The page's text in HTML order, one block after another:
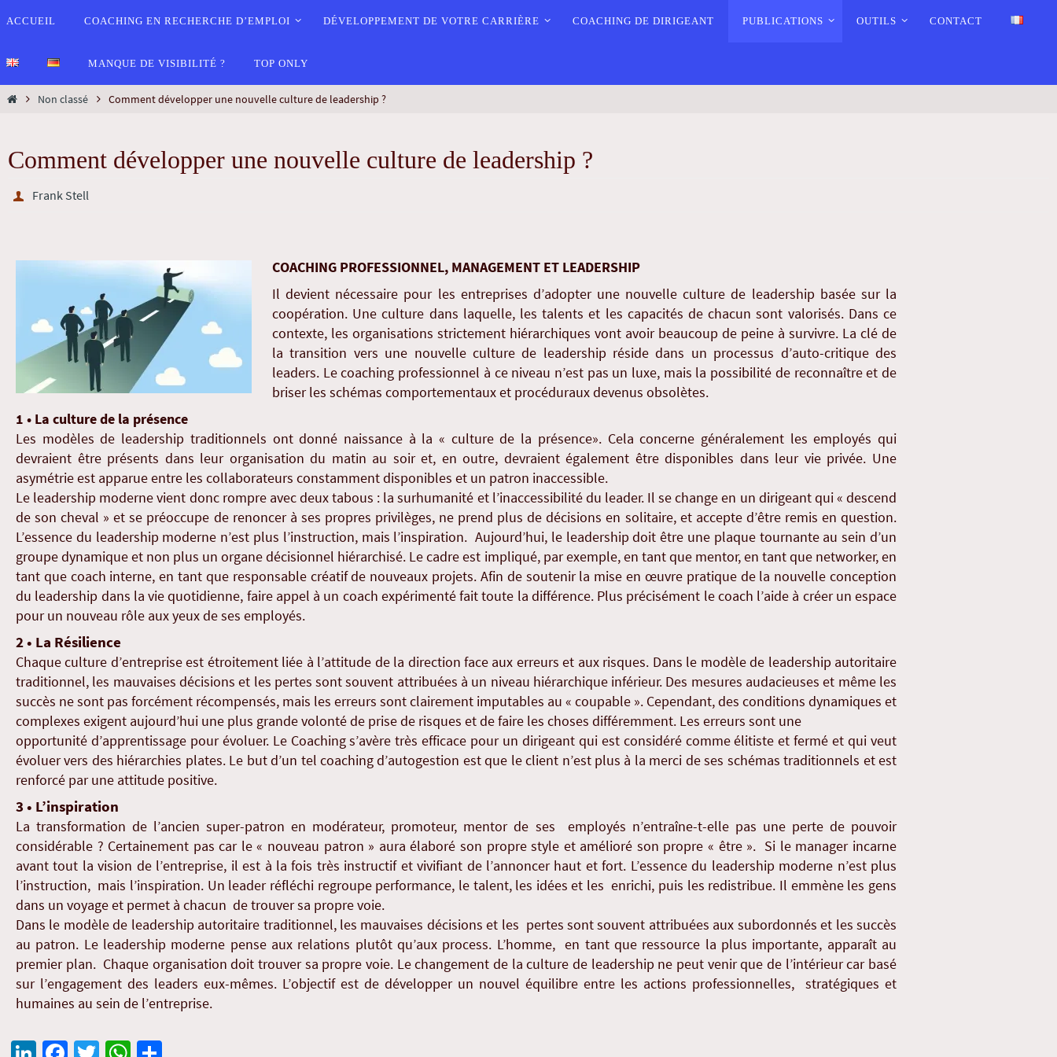
ACCUEIL COACHING EN RECHERCHE D’EMPLOI DÉVELOPPEMENT DE VOTRE CARRIÈRE COACHING DE DIRIGEANT PUBLICATIONS OUTILS CONTACT
MANQUE DE VISIBILITÉ ? TOP ONLY
Non classé Comment développer une nouvelle culture de leadership ?
Comment développer une nouvelle culture de leadership ?
Frank Stell
COACHING PROFESSIONNEL, MANAGEMENT ET LEADERSHIP
Il devient nécessaire pour les entreprises d’adopter une nouvelle culture de leadership basée sur la
coopération. Une culture dans laquelle, les talents et les capacités de chacun sont valorisés. Dans ce
contexte, les organisations strictement hiérarchiques vont avoir beaucoup de peine à survivre. La clé de
la transition vers une nouvelle culture de leadership réside dans un processus d’auto-critique des
leaders. Le coaching professionnel à ce niveau n’est pas un luxe, mais la possibilité de reconnaître et de
briser les schémas comportementaux et procéduraux devenus obsolètes.
1 • La culture de la présence
Les modèles de leadership traditionnels ont donné naissance à la « culture de la présence». Cela concerne généralement les employés qui
devraient être présents dans leur organisation du matin au soir et, en outre, devraient également être disponibles dans leur vie privée. Une
asymétrie est apparue entre les collaborateurs constamment disponibles et un patron inaccessible.
Le leadership moderne vient donc rompre avec deux tabous : la surhumanité et l’inaccessibilité du leader. Il se change en un dirigeant qui « descend
de son cheval » et se préoccupe de renoncer à ses propres privilèges, ne prend plus de décisions en solitaire, et accepte d’être remis en question.
L’essence du leadership moderne n’est plus l’instruction, mais l’inspiration. Aujourd’hui, le leadership doit être une plaque tournante au sein d’un
groupe dynamique et non plus un organe décisionnel hiérarchisé. Le cadre est impliqué, par exemple, en tant que mentor, en tant que networker, en
tant que coach interne, en tant que responsable créatif de nouveaux projets. Afin de soutenir la mise en œuvre pratique de la nouvelle conception
du leadership dans la vie quotidienne, faire appel à un coach expérimenté fait toute la différence. Plus précisément le coach l’aide à créer un espace
pour un nouveau rôle aux yeux de ses employés.
2 • La Résilience
Chaque culture d’entreprise est étroitement liée à l’attitude de la direction face aux erreurs et aux risques. Dans le modèle de leadership autoritaire
traditionnel, les mauvaises décisions et les pertes sont souvent attribuées à un niveau hiérarchique inférieur. Des mesures audacieuses et même les
succès ne sont pas forcément récompensés, mais les erreurs sont clairement imputables au « coupable ». Cependant, des conditions dynamiques et
complexes exigent aujourd’hui une plus grande volonté de prise de risques et de faire les choses différemment. Les erreurs sont une
opportunité d’apprentissage pour évoluer. Le Coaching s’avère très efficace pour un dirigeant qui est considéré comme élitiste et fermé et qui veut
évoluer vers des hiérarchies plates. Le but d’un tel coaching d’autogestion est que le client n’est plus à la merci de ses schémas traditionnels et est
renforcé par une attitude positive.
3 • L’inspiration
La transformation de l’ancien super-patron en modérateur, promoteur, mentor de ses employés n’entraîne-t-elle pas une perte de pouvoir
considérable ? Certainement pas car le « nouveau patron » aura élaboré son propre style et amélioré son propre « être ». Si le manager incarne
avant tout la vision de l’entreprise, il est à la fois très instructif et vivifiant de l’annoncer haut et fort. L’essence du leadership moderne n’est plus
l’instruction, mais l’inspiration. Un leader réfléchi regroupe performance, le talent, les idées et les enrichi, puis les redistribue. Il emmène les gens
dans un voyage et permet à chacun de trouver sa propre voie.
Dans le modèle de leadership autoritaire traditionnel, les mauvaises décisions et les pertes sont souvent attribuées aux subordonnés et les succès
au patron. Le leadership moderne pense aux relations plutôt qu’aux process. L’homme, en tant que ressource la plus importante, apparaît au
premier plan. Chaque organisation doit trouver sa propre voie. Le changement de la culture de leadership ne peut venir que de l’intérieur car basé
sur l’engagement des leaders eux-mêmes. L’objectif est de développer un nouvel équilibre entre les actions professionnelles, stratégiques et
humaines au sein de l’entreprise.